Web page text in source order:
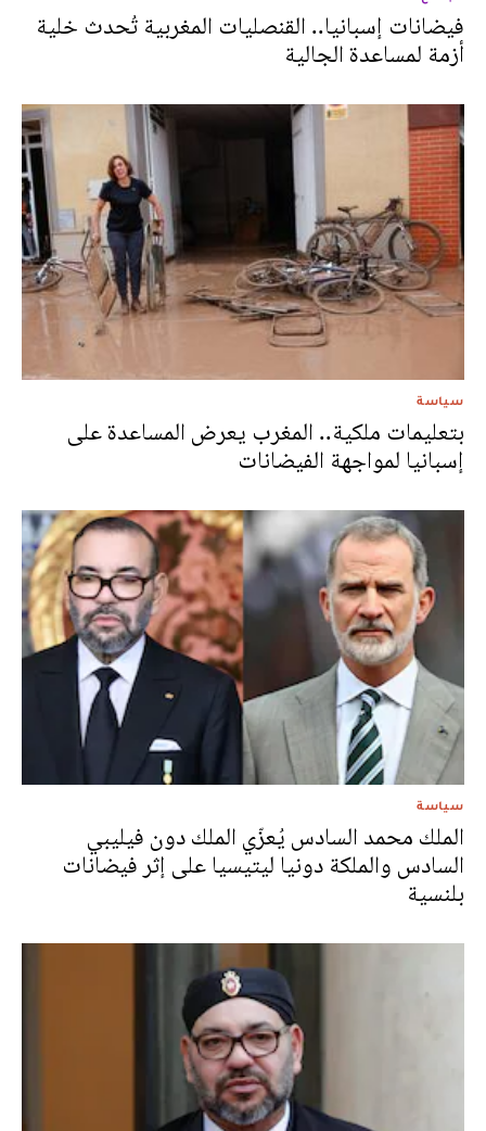
فيضانات إسبانيا.. القنصليات المغربية تُحدث خلية
أزمة لمساعدة الجالية
سياسة
بتعليمات ملكية.. المغرب يعرض المساعدة على
إسبانيا لمواجهة الفيضانات
سياسة
الملك محمد السادس يُعزّي الملك دون فيليبي
السادس والملكة دونيا ليتيسيا على إثر فيضانات
بلنسية